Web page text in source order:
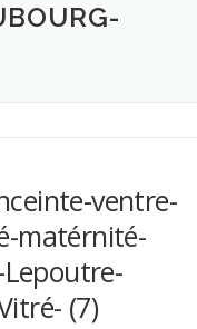
ventre-
matérnité-
(7)